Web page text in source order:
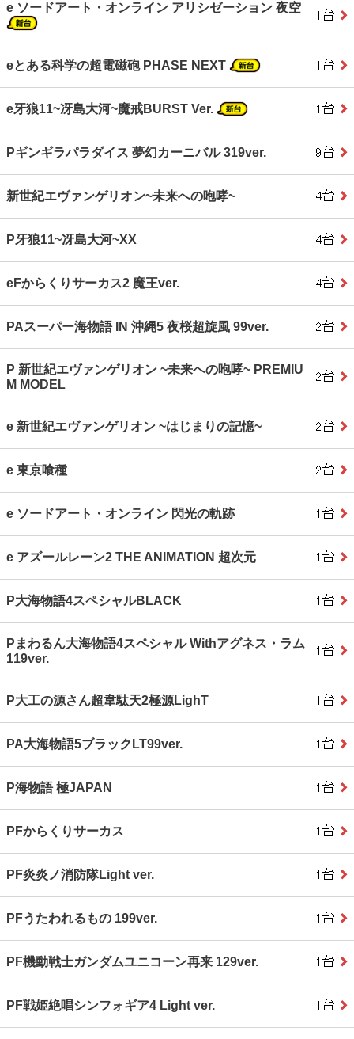
e ソードアート・オンライン アリシゼーション 夜空
eとある科学の超電磁砲 PHASE NEXT
e牙狼11~冴島大河~魔戒BURST Ver.
Pギンギラパラダイス 夢幻カーニバル 319ver.
新世紀エヴァンゲリオン~未来への咆哮~
P牙狼11~冴島大河~XX
eFからくりサーカス2 魔王ver.
PAスーパー海物語 IN 沖縄5 夜桜超旋風 99ver.
P 新世紀エヴァンゲリオン ~未来への咆哮~ PREMIU
M MODEL
e 新世紀エヴァンゲリオン ~はじまりの記憶~
e 東京喰種
e ソードアート・オンライン 閃光の軌跡
e アズールレーン2 THE ANIMATION 超次元
P大海物語4スペシャルBLACK
Pまわるん大海物語4スペシャル Withアグネス・ラム
119ver.
P大工の源さん超韋駄天2極源LighT
PA大海物語5ブラックLT99ver.
P海物語 極JAPAN
PFからくりサーカス
PF炎炎ノ消防隊Light ver.
PFうたわれるもの 199ver.
PF機動戦士ガンダムユニコーン再来 129ver.
PF戦姫絶唱シンフォギア4 Light ver.